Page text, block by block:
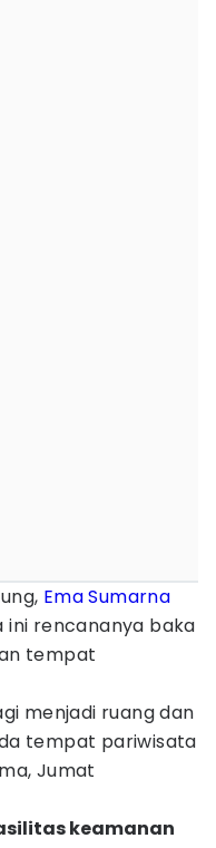
Ema Sumarna
rencananya baka
tempat
menjadi ruang dan
tempat pariwisata
Jumat
keamanan